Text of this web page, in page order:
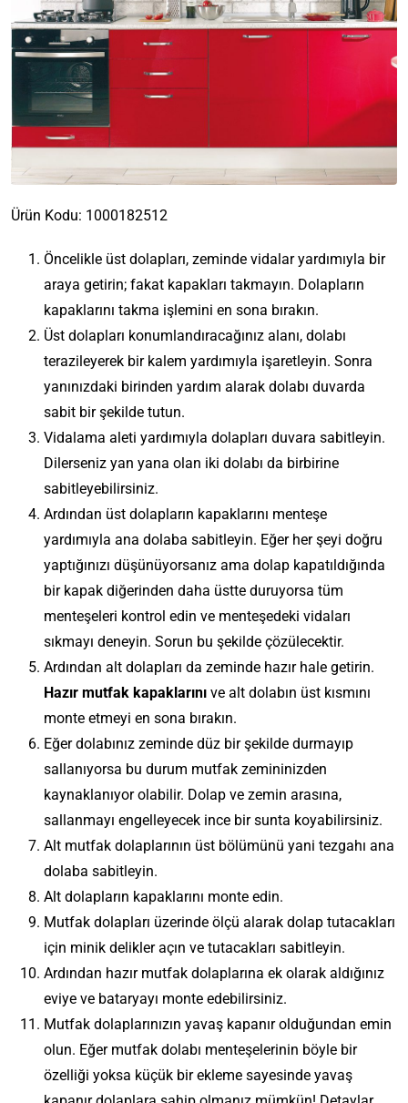
Ürün Kodu: 1000182512
Öncelikle üst dolapları, zeminde vidalar yardımıyla bir
araya getirin; fakat kapakları takmayın. Dolapların
kapaklarını takma işlemini en sona bırakın.
Üst dolapları konumlandıracağınız alanı, dolabı
terazileyerek bir kalem yardımıyla işaretleyin. Sonra
yanınızdaki birinden yardım alarak dolabı duvarda
sabit bir şekilde tutun.
Vidalama aleti yardımıyla dolapları duvara sabitleyin.
Dilerseniz yan yana olan iki dolabı da birbirine
sabitleyebilirsiniz.
Ardından üst dolapların kapaklarını menteşe
yardımıyla ana dolaba sabitleyin. Eğer her şeyi doğru
yaptığınızı düşünüyorsanız ama dolap kapatıldığında
bir kapak diğerinden daha üstte duruyorsa tüm
menteşeleri kontrol edin ve menteşedeki vidaları
sıkmayı deneyin. Sorun bu şekilde çözülecektir.
Ardından alt dolapları da zeminde hazır hale getirin.
Hazır mutfak kapaklarını ve alt dolabın üst kısmını
monte etmeyi en sona bırakın.
Eğer dolabınız zeminde düz bir şekilde durmayıp
sallanıyorsa bu durum mutfak zemininizden
kaynaklanıyor olabilir. Dolap ve zemin arasına,
sallanmayı engelleyecek ince bir sunta koyabilirsiniz.
Alt mutfak dolaplarının üst bölümünü yani tezgahı ana
dolaba sabitleyin.
Alt dolapların kapaklarını monte edin.
Mutfak dolapları üzerinde ölçü alarak dolap tutacakları
için minik delikler açın ve tutacakları sabitleyin.
Ardından hazır mutfak dolaplarına ek olarak aldığınız
eviye ve bataryayı monte edebilirsiniz.
Mutfak dolaplarınızın yavaş kapanır olduğundan emin
olun. Eğer mutfak dolabı menteşelerinin böyle bir
özelliği yoksa küçük bir ekleme sayesinde yavaş